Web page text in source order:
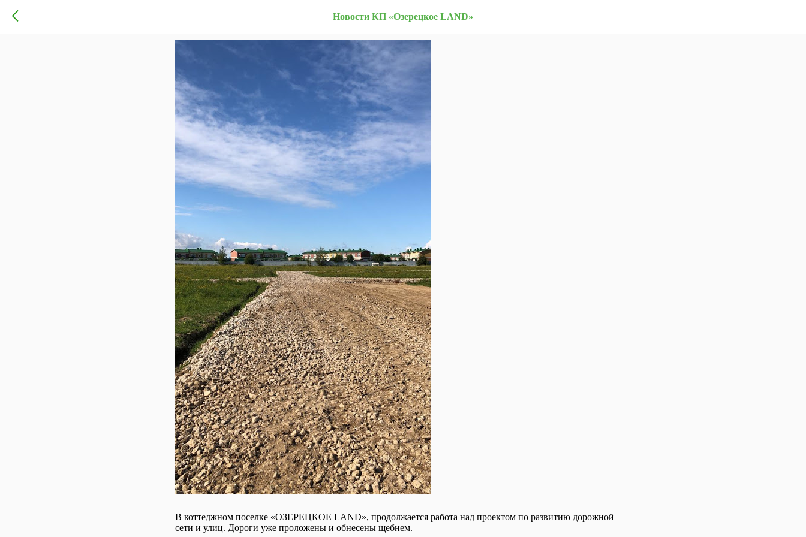
Новости КП «Озерецкое LAND»
Продолжается строительство дорог
В коттеджном поселке «ОЗЕРЕЦКОЕ LAND», продолжается работа над проектом по развитию дорожной
сети и улиц. Дороги уже проложены и обнесены щебнем.